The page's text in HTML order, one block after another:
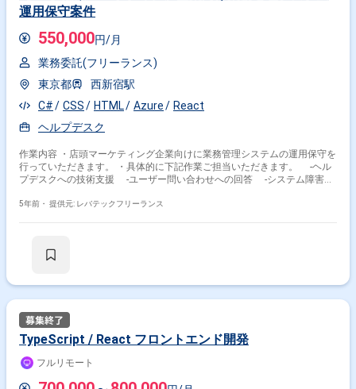
運用保守案件
550,000円/月
業務委託(フリーランス)
東京都
西新宿駅
C#
CSS HTML Azure
React
ヘルプデスク
作業内容 ・店頭マーケティング企業向けに業務管理システムの運用保守を
行っていただきます。 ・具体的に下記作業ご担当いただきます。 -ヘル
プデスクへの技術支援 -ユーザー問い合わせへの回答 -システム障害時
5年前・ 提供元: レバテックフリーランス
TypeScript / React フロントエンド開発
フルリモート